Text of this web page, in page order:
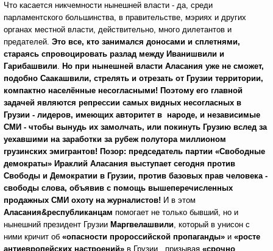
Что касается никчемности нынешней власти - да, среди
парламентского большинства, в правительстве, мэриях и других
органах местной власти, действительно, много дилетантов и
предателей. Это все, кто занимался доносами и сплетнями,
стараясь спровоцировать разлад между Иванишвили и
Гарибашвили. Но при нынешней власти Аласания уже не сможет,
подобно Саакашвили, стрелять и отрезать от Грузии территории,
компактно населённые несогласными! Поэтому его главной
задачей являются репрессии самых видных несогласных в
Грузии - лидеров, имеющих авторитет в народе, и независимые
СМИ - чтобы вынудь их замолчать, или покинуть Грузию вслед за
уехавшими на заработки за рубеж полутора миллионом
грузинских эмигрантов! Позор: председатель партии «Свободные
демократы» Ираклий Аласания выступает сегодня против
Свободы и Демократии в Грузии, против базовых прав человека -
свободы слова, объявив с помощь вышеперечисленных
продажных СМИ охоту на журналистов! И в этом
Аласания&республиканцам помогает не только бывший, но и
нынешний президент Грузии Маргвелашвили, который в унисон с
ними кричит об «опасности пророссийской пропаганды» и «росте
антиевропейских настроений» в Грузии, призывая «срочно